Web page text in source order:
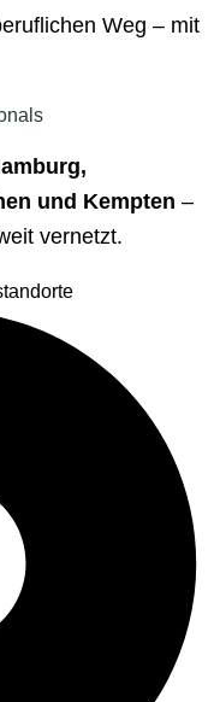
Weg – mit
und Kempten –
vernetzt.